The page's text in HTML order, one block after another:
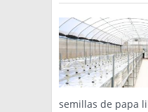
semillas de papa